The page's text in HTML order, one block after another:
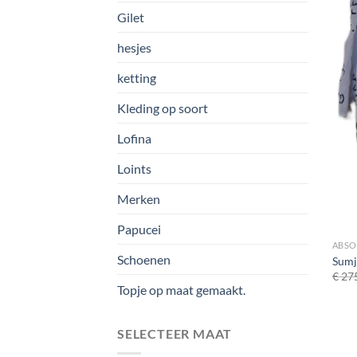
Gilet
hesjes
ketting
Kleding op soort
Lofina
Loints
Merken
Papucei
Schoenen
Topje op maat gemaakt.
SELECTEER MAAT
€